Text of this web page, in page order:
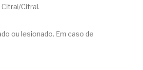
Citral.
ou lesionado. Em caso de